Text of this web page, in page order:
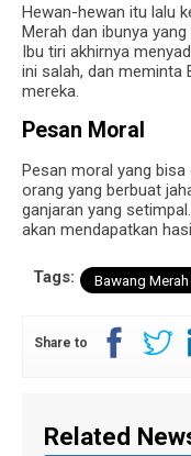
Hewan-hewan itu lalu
Merah dan ibunya
Ibu tiri akhirnya
ini salah, dan meminta
mereka.
Pesan Moral
Pesan moral yang bisa
orang yang berbuat
ganjaran yang
akan mendapatkan
Tags: Bawang
Share to
Related